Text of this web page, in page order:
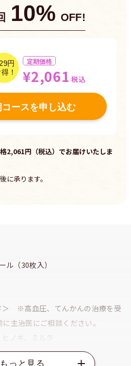
10% OFF!
円
！
定期価格
¥2,061 税込
コースを申し込む
2,061円（税込）でお届けいたしま
に承ります。
（30枚入）
＞ ※高血圧、てんかんの治療を受
主治医にご相談ください。
ノキ、ミルラ